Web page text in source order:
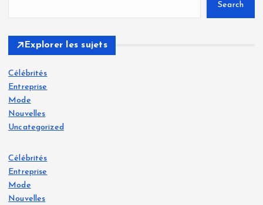
Search
Explorer les sujets
Célébrités
Entreprise
Mode
Nouvelles
Uncategorized
Célébrités
Entreprise
Mode
Nouvelles